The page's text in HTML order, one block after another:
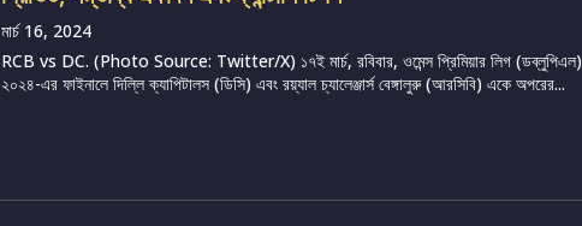
মার্চ 16, 2024
RCB vs DC. (Photo Source: Twitter/X) ১৭ই মার্চ, রবিবার, ওমেন্স প্রিমিয়ার লিগ (ডব্লুপিএল)
২০২৪-এর ফাইনালে দিল্লি ক্যাপিটালস (ডিসি) এবং রয়্যাল চ্যালেঞ্জার্স বেঙ্গালুরু (আরসিবি) একে অপরের...